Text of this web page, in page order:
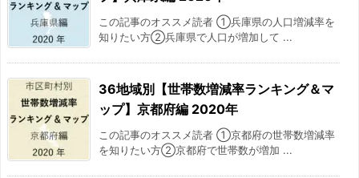
この記事のオススメ読者 ①兵庫県の人口増減率を
知りたい方②兵庫県で人口が増加して ...
36地域別【世帯数増減率ランキング＆マ
ップ】京都府編 2020年
この記事のオススメ読者 ①京都府の世帯数増減率
を知りたい方②京都府で世帯数が増加 ...